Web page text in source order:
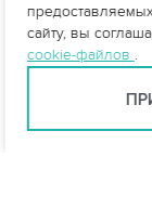
сайту, вы
cookie-файлов .